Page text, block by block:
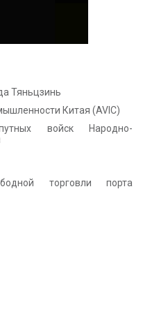
Тяньцзинь
Китая (AVIC)
войск Народно-
торговли порта